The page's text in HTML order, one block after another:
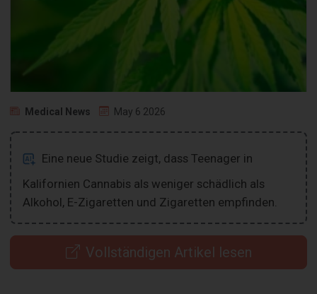
Medical News May 6 2026
Eine neue Studie zeigt, dass Teenager in
Kalifornien Cannabis als weniger schädlich als
Alkohol, E-Zigaretten und Zigaretten empfinden.
Vollständigen Artikel lesen